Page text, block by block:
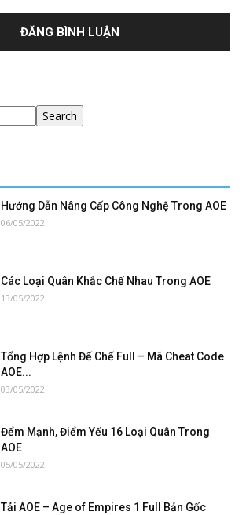
Search
Hướng Dẫn Nâng Cấp Công Nghệ Trong AOE
06/05/2022
Các Loại Quân Khắc Chế Nhau Trong AOE
13/05/2022
Tổng Hợp Lệnh Đế Chế Full – Mã Cheat Code
AOE...
03/05/2022
Đểm Mạnh, Điểm Yếu 16 Loại Quân Trong
AOE
05/05/2022
Tải AOE – Age of Empires 1 Full Bản Gốc